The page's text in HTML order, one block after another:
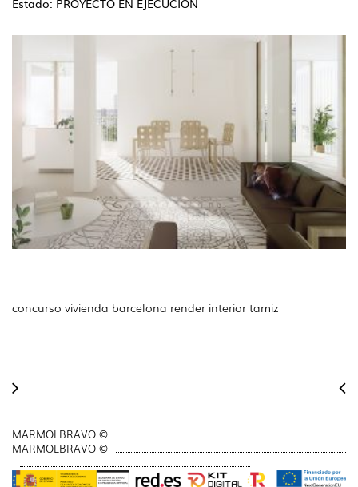
Estado: PROYECTO EN EJECUCIÓN
concurso vivienda barcelona render interior tamiz
MARMOLBRAVO ©
MARMOLBRAVO ©